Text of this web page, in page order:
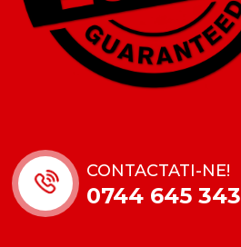
CONTACTATI-NE!
0744 645 343